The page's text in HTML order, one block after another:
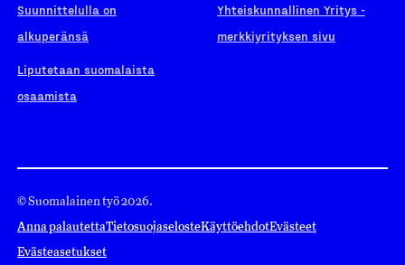
Suunnittelulla on
alkuperänsä
Liputetaan suomalaista
osaamista
Yhteiskunnallinen Yritys -
merkkiyrityksen sivu
© Suomalainen työ 2026.
Anna palautettaTietosuojaselosteKäyttöehdotEvästeet
Evästeasetukset